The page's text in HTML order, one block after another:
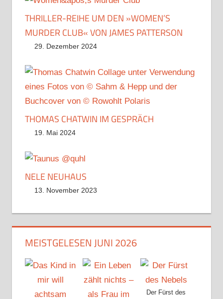
THRILLER-REIHE UM DEN »WOMEN’S
MURDER CLUB« VON JAMES PATTERSON
29. Dezember 2024
THOMAS CHATWIN IM GESPRÄCH
19. Mai 2024
NELE NEUHAUS
13. November 2023
MEISTGELESEN JUNI 2026
Der Fürst des